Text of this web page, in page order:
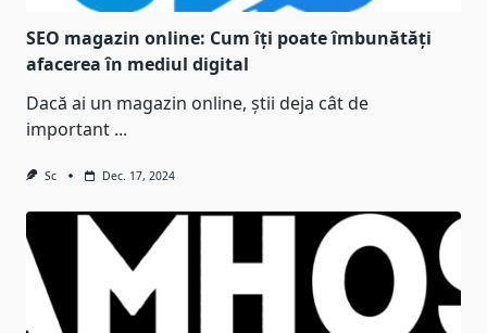
SEO magazin online: Cum îți poate îmbunătăți
afacerea în mediul digital
Dacă ai un magazin online, știi deja cât de
important ...
Sc Dec. 17, 2024